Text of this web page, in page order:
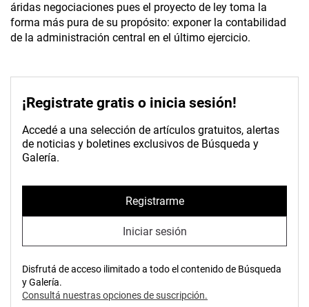
áridas negociaciones pues el proyecto de ley toma la
forma más pura de su propósito: exponer la contabilidad
de la administración central en el último ejercicio.
¡Registrate gratis o inicia sesión!
Accedé a una selección de artículos gratuitos, alertas
de noticias y boletines exclusivos de Búsqueda y
Galería.
Registrarme
Iniciar sesión
Disfrutá de acceso ilimitado a todo el contenido de Búsqueda
y Galería.
Consultá nuestras opciones de suscripción.